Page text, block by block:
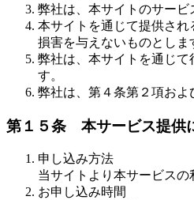
弊社は、本サイトのサービ
本サイトを通じて提供さ
損害を与えないものとしま
弊社は、本サイトを通じ
す。
弊社は、第４条第２項およ
第１５条 本サービス提供
申し込み方法
当サイトより本サービスの
お申し込み時間